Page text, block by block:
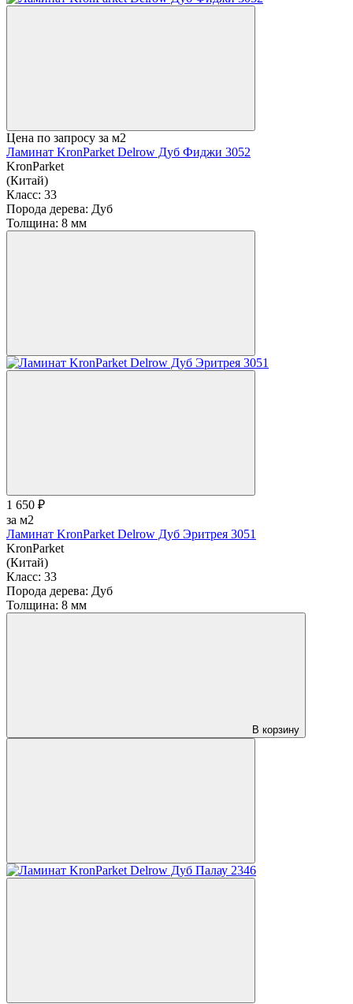
Цена по запросу за м2
Ламинат KronParket Delrow Дуб Фиджи 3052
KronParket
(Китай)
Класс: 33
Порода дерева: Дуб
Толщина: 8 мм
1 650 ₽
за м2
Ламинат KronParket Delrow Дуб Эритрея 3051
KronParket
(Китай)
Класс: 33
Порода дерева: Дуб
Толщина: 8 мм
В корзину